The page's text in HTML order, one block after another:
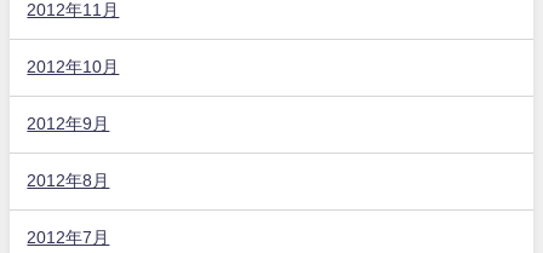
2012年11月
2012年10月
2012年9月
2012年8月
2012年7月